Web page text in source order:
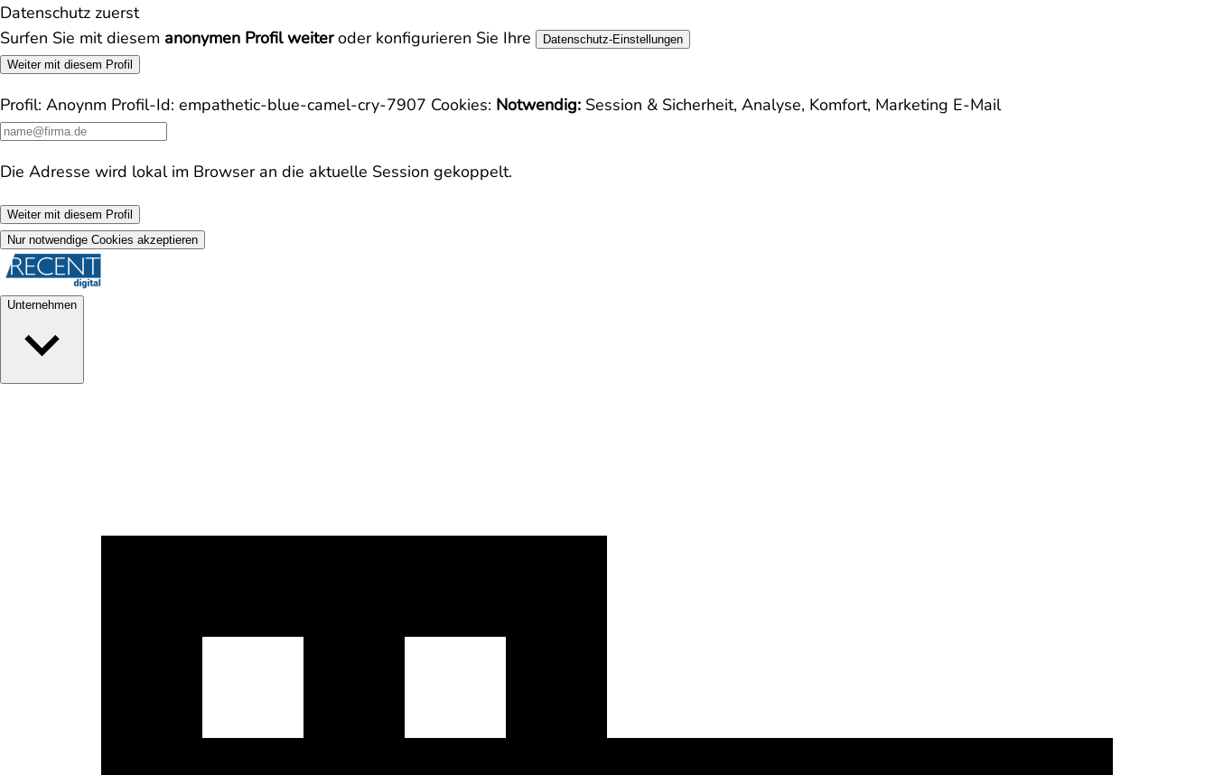
Datenschutz zuerst
Surfen Sie mit diesem anonymen Profil weiteroder konfigurieren Sie Ihre
Datenschutz-Einstellungen
Weiter mit diesem Profil
Profil: Anoynm Profil-Id: empathetic-blue-camel-cry-7907 Cookies: Notwendig: Session & Sicherheit, Analyse, Komfort, Marketing E-Mail
Die Adresse wird lokal im Browser an die aktuelle Session gekoppelt.
Weiter mit diesem Profil
Nur notwendige Cookies akzeptieren
Unternehmen